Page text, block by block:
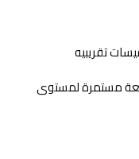
تقريبيه
مستمرة لمستوى